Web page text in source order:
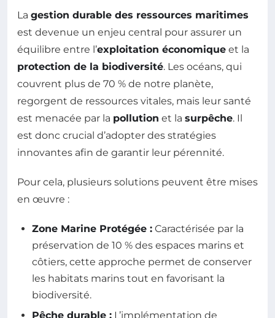
La gestion durable des ressources maritimes
est devenue un enjeu central pour assurer un
équilibre entre l’exploitation économique et la
protection de la biodiversité. Les océans, qui
couvrent plus de 70 % de notre planète,
regorgent de ressources vitales, mais leur santé
est menacée par la pollution et la surpêche. Il
est donc crucial d’adopter des stratégies
innovantes afin de garantir leur pérennité.
Pour cela, plusieurs solutions peuvent être mises
en œuvre :
Zone Marine Protégée : Caractérisée par la
préservation de 10 % des espaces marins et
côtiers, cette approche permet de conserver
les habitats marins tout en favorisant la
biodiversité.
Pêche durable : L’implémentation de